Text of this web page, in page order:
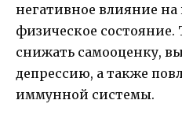
негативное влияние
физическое
снижать самооценку,
депрессию, а также
иммунной системы.